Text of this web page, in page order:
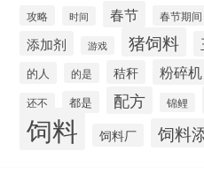
攻略 时间 春节 春节期间
添加剂 游戏 猪饲料
的人 的是 秸秆 粉碎机
还不 都是 配方 锦鲤
饲料 饲料厂 饲料